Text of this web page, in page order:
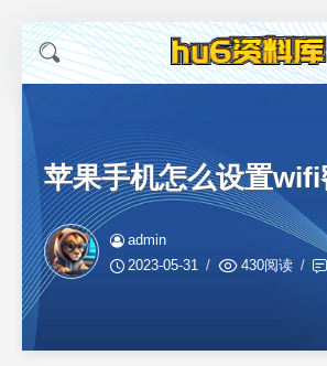
苹果手机怎么设置wifi
admin
2023-05-31
430阅读